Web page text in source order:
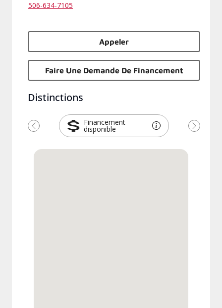
506-634-7105
Appeler
Faire Une Demande De Financement
Distinctions
Financement
disponible
Précédent Suivant